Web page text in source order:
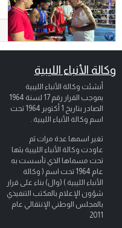
وكالة الأنباء الليبية
أنشئت وكالة الأنباء الليبية
بموجب القرار رقم 17 لسنة 1964
الصادر بتاريخ 1 أكتوبر 1964
تحت
اسم وكالة الأنباء الليبية .
تغير اسمها عدة مرات ثم
عاودت وكالة الأنباء الليبية بثها
تحت مسماها الذي تأسست به
عام 1964 تحت اسم ( وكالة
الأنباء الليبية ) (وال) بناء على قرار
شؤون الإعلام بالمكتب التنفيذي
بالمجلس الوطني الإنتقالي عام
2011